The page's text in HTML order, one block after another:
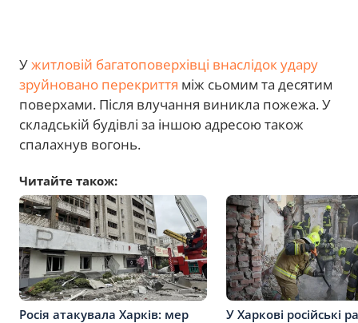
Ужитловій багатоповерхівці внаслідок удару
зруйновано перекриття між сьомим та десятим
поверхами. Після влучання виникла пожежа. У
складській будівлі за іншою адресою також
спалахнув вогонь.
Читайте також:
Росія атакувала Харків: мер
У Харкові російські